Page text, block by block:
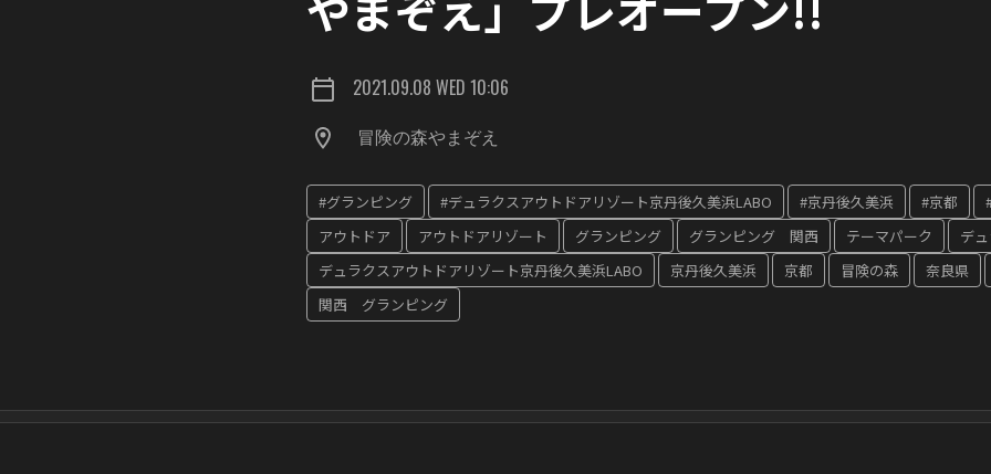
2021.09.08 WED 10:06
冒険の森やまぞえ
#グランピング #デュラクスアウトドアリゾート京丹後久美浜LABO #京丹後久美浜 #京都
アウトドア
アウトドアリゾート グランピング グランピング 関西 テーマパーク
デ
デュラクスアウトドアリゾート京丹後久美浜LABO
京丹後久美浜 京都 冒険の森
奈良県
関西 グランピング